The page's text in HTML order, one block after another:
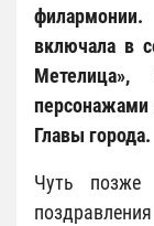
включала в
Главы города.
Чуть позже